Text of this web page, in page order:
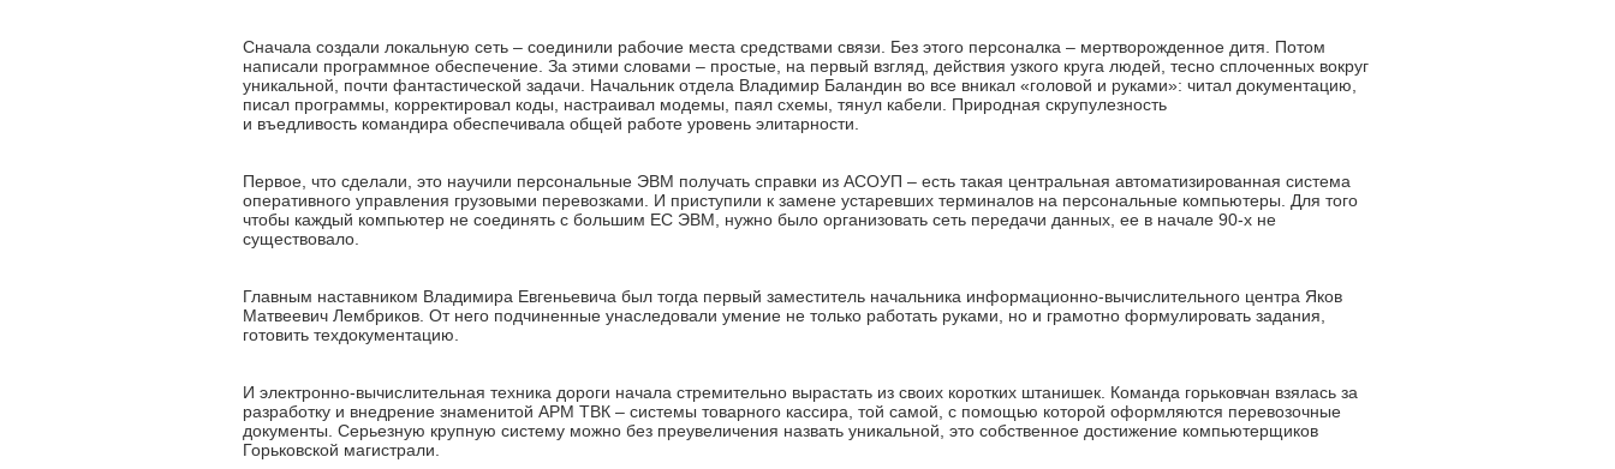
Сначала создали локальную сеть – соединили рабочие места средствами связи. Без этого персоналка – мертворожденное дитя. Потом
написали программное обеспечение. За этими словами – простые, на первый взгляд, действия узкого круга людей, тесно сплоченных вокруг
уникальной, почти фантастической задачи. Начальник отдела Владимир Баландин во все вникал «головой и руками»: читал документацию,
писал программы, корректировал коды, настраивал модемы, паял схемы, тянул кабели. Природная скрупулезность
и въедливость командира обеспечивала общей работе уровень элитарности.
Первое, что сделали, это научили персональные ЭВМ получать справки из АСОУП – есть такая центральная автоматизированная система
оперативного управления грузовыми перевозками. И приступили к замене устаревших терминалов на персональные компьютеры. Для того
чтобы каждый компьютер не соединять с большим ЕС ЭВМ, нужно было организовать сеть передачи данных, ее в начале 90-х не
существовало.
Главным наставником Владимира Евгеньевича был тогда первый заместитель начальника информационно-вычислительного центра Яков
Матвеевич Лембриков. От него подчиненные унаследовали умение не только работать руками, но и грамотно формулировать задания,
готовить техдокументацию.
И электронно-вычислительная техника дороги начала стремительно вырастать из своих коротких штанишек. Команда горьковчан взялась за
разработку и внедрение знаменитой АРМ ТВК – системы товарного кассира, той самой, с помощью которой оформляются перевозочные
документы. Серьезную крупную систему можно без преувеличения назвать уникальной, это собственное достижение компьютерщиков
Горьковской магистрали.